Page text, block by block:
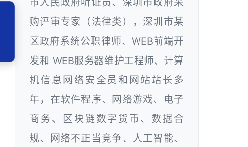
市人民政府听证员、深圳市政府采
购评审专家（法律类），深圳市某
区政府系统公职律师、WEB前端开
发和 WEB服务器维护工程师、计算
机信息网络安全员和网站站长多
年，在软件程序、网络游戏、电子
商务、区块链数字货币、数据合
规、网络不正当竞争、人工智能、